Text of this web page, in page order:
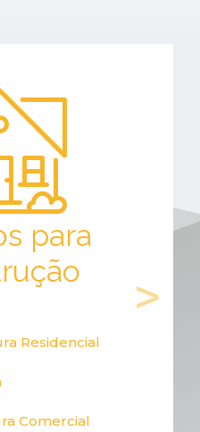
para
de Interiores
para Reforma
de Interiores